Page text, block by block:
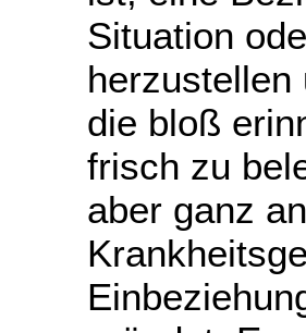
Situation
herzustellen
die bloß
frisch zu
aber ganz